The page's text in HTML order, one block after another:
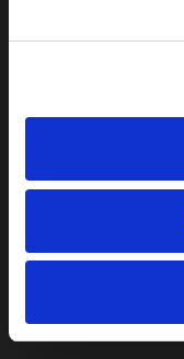
Pentru copii
Diverse